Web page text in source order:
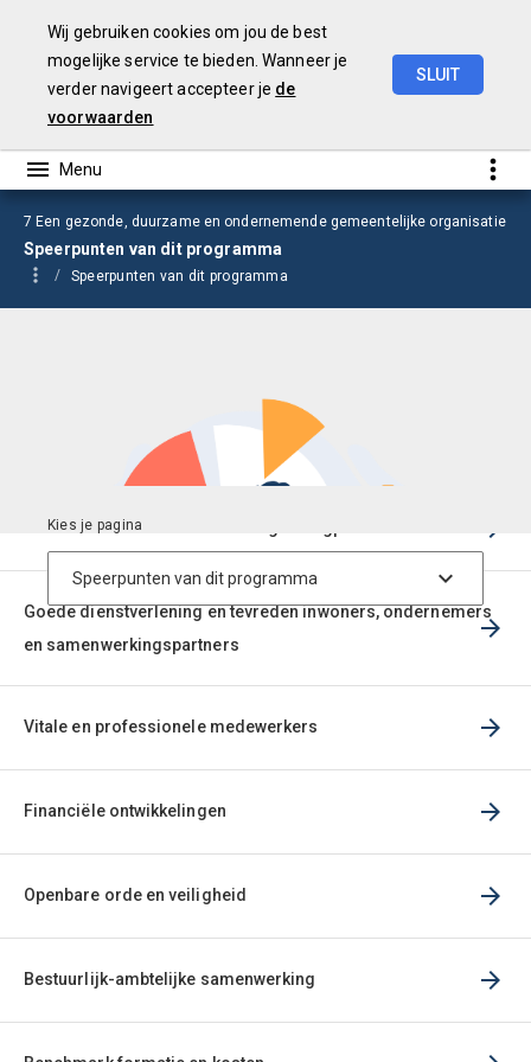
Wij gebruiken cookies om jou de best
mogelijke service te bieden. Wanneer je
verder navigeert accepteer je de
voorwaarden
SLUIT
7 Een gezonde, duurzame en ondernemende gemeentelijke organisatie
Speerpunten van dit programma
Speerpunten van dit programma
Sterker toezicht en snellere vergunningprocessen
Goede dienstverlening en tevreden inwoners, ondernemers
en samenwerkingspartners
Vitale en professionele medewerkers
Financiële ontwikkelingen
Openbare orde en veiligheid
Bestuurlijk-ambtelijke samenwerking